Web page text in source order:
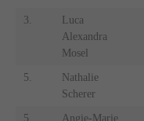
3.
Luca
Alexandra
Mosel
5.
Nathalie
Scherer
5.
Angie-Marie